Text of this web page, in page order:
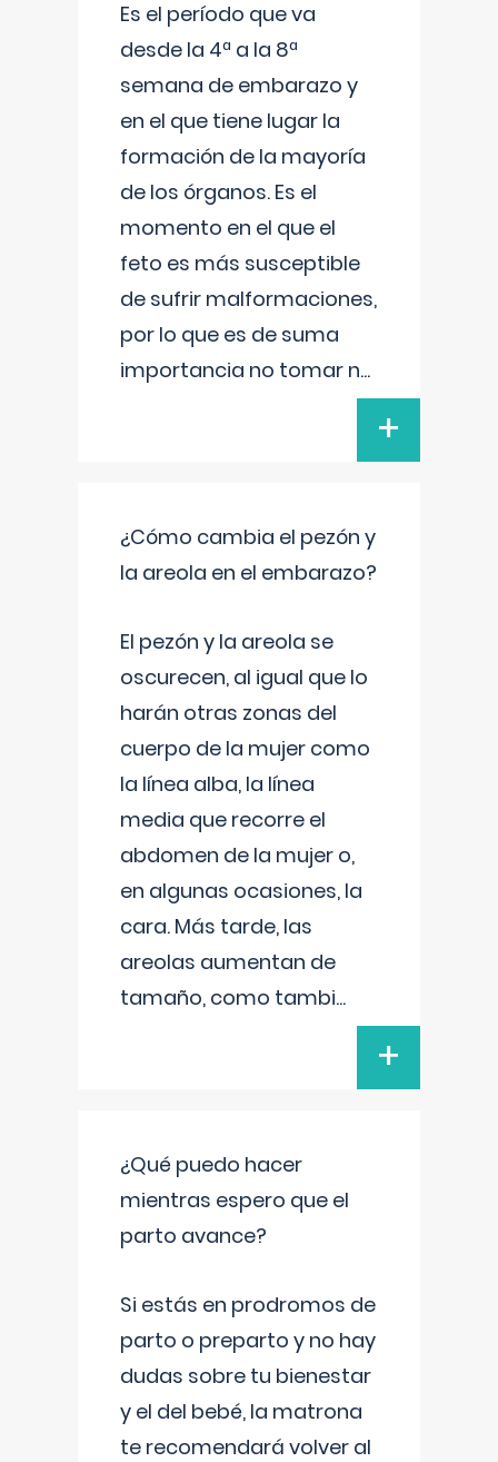
Es el período que va
desde la 4ª a la 8ª
semana de embarazo y
en el que tiene lugar la
formación de la mayoría
de los órganos. Es el
momento en el que el
feto es más susceptible
de sufrir malformaciones,
por lo que es de suma
importancia no tomar n...
+
¿Cómo cambia el pezón y
la areola en el embarazo?
El pezón y la areola se
oscurecen, al igual que lo
harán otras zonas del
cuerpo de la mujer como
la línea alba, la línea
media que recorre el
abdomen de la mujer o,
en algunas ocasiones, la
cara. Más tarde, las
areolas aumentan de
tamaño, como tambi...
+
¿Qué puedo hacer
mientras espero que el
parto avance?
Si estás en prodromos de
parto o preparto y no hay
dudas sobre tu bienestar
y el del bebé, la matrona
te recomendará volver al